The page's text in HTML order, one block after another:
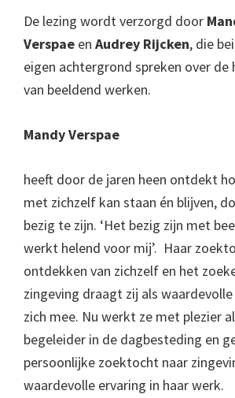
De lezing wordt verzorgd door
Verspae en Audrey Rijcken, die
eigen achtergrond spreken over de
van beeldend werken.
Mandy Verspae
heeft door de jaren heen ontdekt
met zichzelf kan staan én blijven,
bezig te zijn. ‘Het bezig zijn met
werkt helend voor mij’. Haar
ontdekken van zichzelf en het
zingeving draagt zij als
zich mee. Nu werkt ze met plezier
begeleider in de dagbesteding en
persoonlijke zoektocht naar
waardevolle ervaring in haar werk.